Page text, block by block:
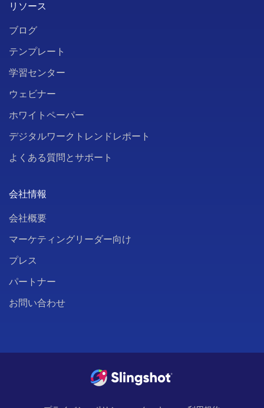
リソース
ブログ
テンプレート
学習センター
ウェビナー
ホワイトペーパー
デジタルワークトレンドレポート
よくある質問とサポート
会社情報
会社概要
マーケティングリーダー向け
プレス
パートナー
お問い合わせ